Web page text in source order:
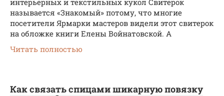
интерьерных и текстильных кукол Свитерок
называется «Знакомый» потому, что многие
посетители Ярмарки мастеров видели этот свитерок
на обложке книги Елены Войнатовской. А
Читать полностью
Как связать спицами шикарную повязку